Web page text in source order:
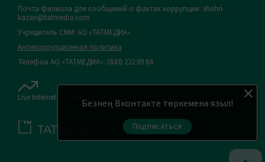
Безнең Вконтакте төркеменә языл!
Подписаться
Почта филиала для сообщений о фактах коррупции: shahri-
kazan@tatmedia.com
Учредитель СМИ: АО «ТАТМЕДИА»
Антикоррупционная политика
Телефон АО «ТАТМЕДИА»: (843) 222 09 84
Live Internet